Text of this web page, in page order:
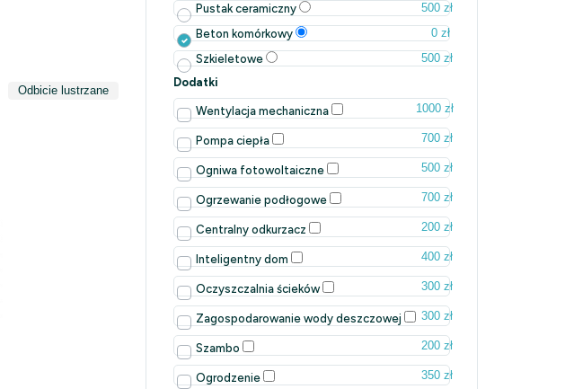
Odbicie lustrzane
Pustak ceramiczny
500 zł
Beton komórkowy
0 zł
Szkieletowe
500 zł
Dodatki
Wentylacja mechaniczna 1000 zł
Pompa ciepła 700 zł
Ogniwa fotowoltaiczne 500 zł
Ogrzewanie podłogowe 700 zł
Centralny odkurzacz 200 zł
Inteligentny dom 400 zł
Oczyszczalnia ścieków 300 zł
Zagospodarowanie wody deszczowej 300 zł
Szambo 200 zł
Ogrodzenie 350 zł